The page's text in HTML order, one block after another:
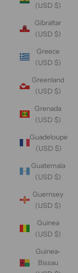
(USD $)
Gibraltar
(USD $)
Greece
(USD $)
Greenland
(USD $)
Grenada
(USD $)
Guadeloupe
(USD $)
Guatemala
(USD $)
Guernsey
(USD $)
Guinea
(USD $)
Guinea-
Bissau